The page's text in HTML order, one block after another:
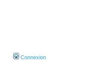
Connexion